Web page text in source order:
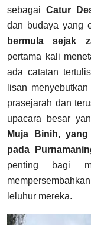
sebagai Catur
dan budaya yang
bermula sejak
pertama kali
ada catatan
lisan
prasejarah dan
upacara besar
Muja Binih,
pada
penting bagi
leluhur mereka.